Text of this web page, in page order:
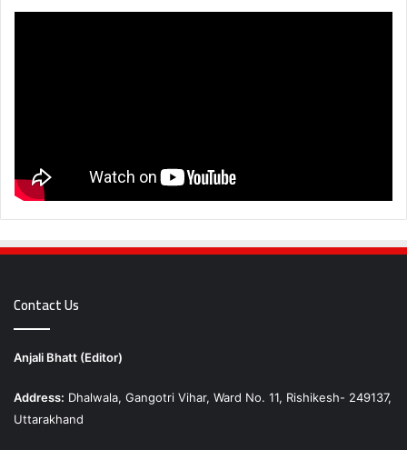
Contact Us
Anjali Bhatt (Editor)
Address: Dhalwala, Gangotri Vihar, Ward No. 11, Rishikesh- 249137,
Uttarakhand